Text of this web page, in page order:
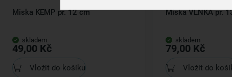
Miska KEMP pr. 12 cm
skladem
49,00 Kč
Vložit do košíku
Miska VLNKA pr.
skladem
79,00 Kč
Vložit do